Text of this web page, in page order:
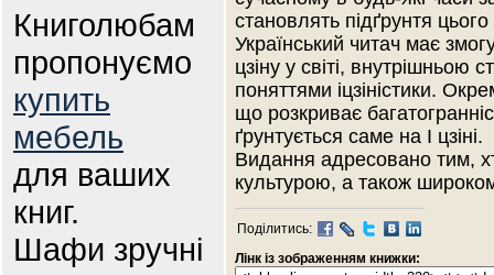
Книголюбам
пропонуємо
купить
мебель
для ваших
книг.
Шафи зручні
становлять підґрунтя
Український читач має
цзіну у світі, внутрішньою
поняттями іцзіністики.
що розкриває
ґрунтується саме на І цзіні.
Видання адресовано тим,
культурою, а також
Поділитись:
Лінк із зображенням книжки: